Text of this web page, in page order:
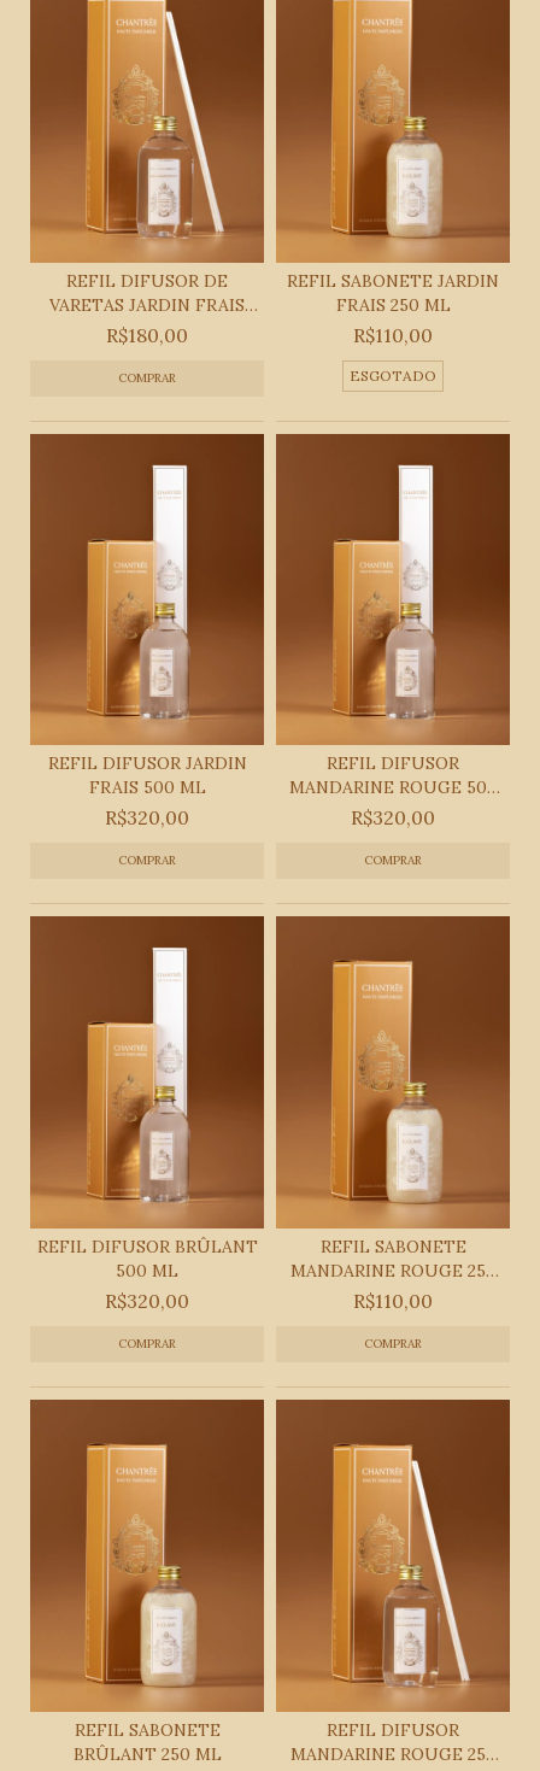
REFIL DIFUSOR DE
VARETAS JARDIN FRAIS
25...
R$180,00
REFIL SABONETE JARDIN
FRAIS 250 ML
R$110,00
ESGOTADO
REFIL DIFUSOR JARDIN
FRAIS 500 ML
R$320,00
REFIL DIFUSOR
MANDARINE ROUGE 500
ML
R$320,00
REFIL DIFUSOR BRÛLANT
500 ML
R$320,00
REFIL SABONETE
MANDARINE ROUGE 250
ML
R$110,00
REFIL SABONETE
BRÛLANT 250 ML
REFIL DIFUSOR
MANDARINE ROUGE 250